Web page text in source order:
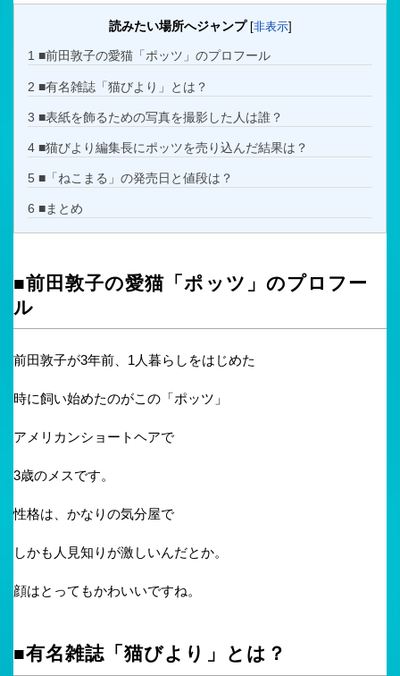
読みたい場所へジャンプ [非表示]
1 ■前田敦子の愛猫「ポッツ」のプロフール
2 ■有名雑誌「猫びより」とは？
3 ■表紙を飾るための写真を撮影した人は誰？
4 ■猫びより編集長にポッツを売り込んだ結果は？
5 ■「ねこまる」の発売日と値段は？
6 ■まとめ
■前田敦子の愛猫「ポッツ」のプロフー
ル
前田敦子が3年前、1人暮らしをはじめた
時に飼い始めたのがこの「ポッツ」
アメリカンショートヘアで
3歳のメスです。
性格は、かなりの気分屋で
しかも人見知りが激しいんだとか。
顔はとってもかわいいですね。
■有名雑誌「猫びより」とは？